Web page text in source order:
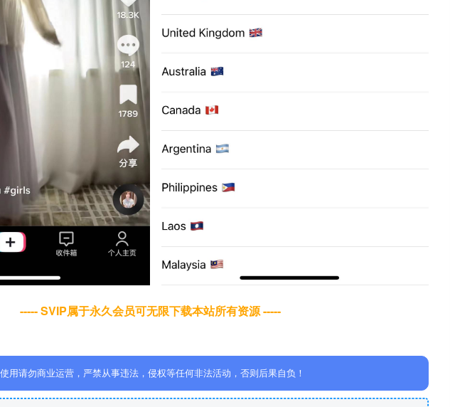
----- SVIP属于永久会员可无限下载本站所有资源 -----
用请勿商业运营，严禁从事违法，侵权等任何非法活动，否则后果自负！